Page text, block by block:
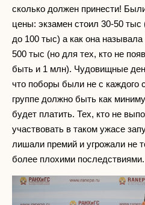
сколько должен принести!
цены: экзамен стоил 30-50 тыс
до 100 тыс) а как она
500 тыс (но для тех, кто не
быть и 1 млн). Чудовищные
что поборы были не с каждого
группе должно быть как
будет платить. Тех, кто не
участвовать в таком ужасе
лишали премий и угрожали не
более плохими последствиями.